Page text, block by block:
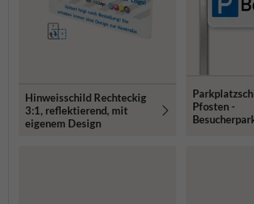
Hinweisschild Rechteckig
3:1, reflektierend, mit
eigenem Design
Pfosten -